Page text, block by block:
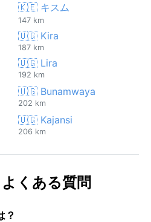
🇰🇪 キスム
147 km
🇺🇬 Kira
187 km
🇺🇬 Lira
192 km
🇺🇬 Bunamwaya
202 km
🇺🇬 Kajansi
206 km
くある質問
？